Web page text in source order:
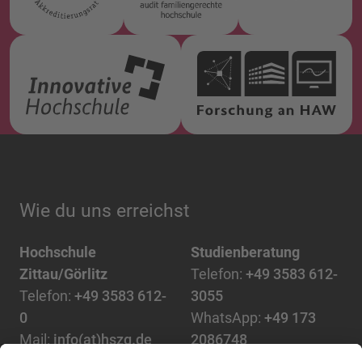
Wie du uns erreichst
Hochschule
Zittau/Görlitz
Telefon: +49 3583 612-
0
Mail: info(at)hszg.de
Studienberatung
Telefon: +49 3583 612-
3055
WhatsApp: +49 173
2086748